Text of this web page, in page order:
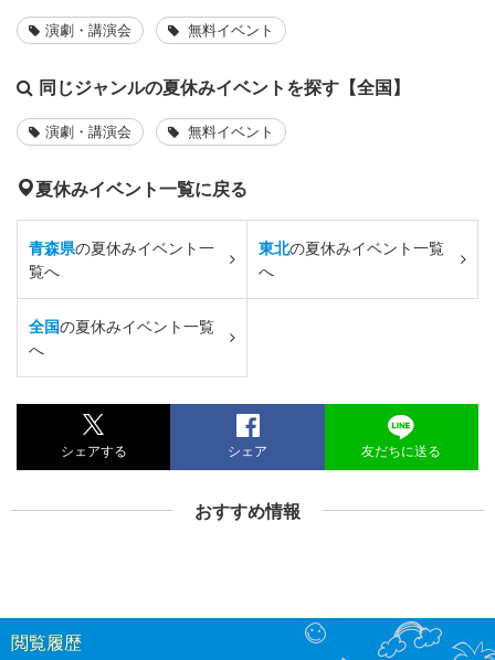
演劇・講演会 無料イベント
同じジャンルの夏休みイベントを探す【全国】
演劇・講演会 無料イベント
夏休みイベント一覧に戻る
青森県の夏休みイベント一
覧へ
東北の夏休みイベント一覧
へ
全国の夏休みイベント一覧
へ
シェアする シェア 友だちに送る
おすすめ情報
閲覧履歴